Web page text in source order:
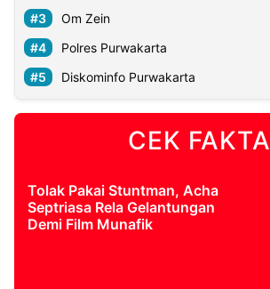
Om Zein
Polres Purwakarta
Diskominfo Purwakarta
CEK FAKTA
Tolak Pakai Stuntman, Acha
Septriasa Rela Gelantungan
Demi Film Munafik